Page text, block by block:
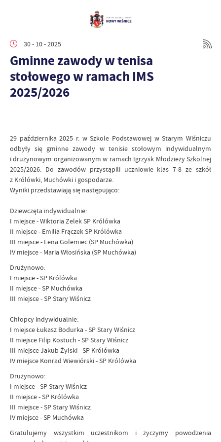
30 - 10 - 2025
Gminne zawody w tenisa
stołowego w ramach IMS
2025/2026
29 października 2025 r. w Szkole Podstawowej w Starym Wiśniczu
odbyły się gminne zawody w tenisie stołowym indywidualnym
i drużynowym organizowanym w ramach Igrzysk Młodzieży Szkolnej
2025/2026. Do zawodów przystąpili uczniowie klas 7-8 ze szkół
z Królówki, Muchówki i gospodarze.
Wyniki przedstawiają się następująco:
Dziewczęta indywidualnie:
I miejsce - Wiktoria Zelek SP Królówka
II miejsce - Emilia Frączek SP Królówka
III miejsce - Lena Golemiec (SP Muchówka)
IV miejsce - Maria Włosińska (SP Muchówka)
Drużynowo:
I miejsce - SP Królówka
II miejsce - SP Muchówka
III miejsce - SP Stary Wiśnicz
Chłopcy indywidualnie:
I miejsce Łukasz Bodurka - SP Stary Wiśnicz
II miejsce Filip Kostuch - SP Stary Wiśnicz
III miejsce Jakub Żylski - SP Królówka
IV miejsce Konrad Wiewiórski - SP Królówka
Drużynowo:
I miejsce - SP Stary Wiśnicz
II miejsce - SP Królówka
III miejsce - SP Stary Wiśnicz
IV miejsce - SP Muchówka
Gratulujemy wszystkim uczestnikom i życzymy powodzenia